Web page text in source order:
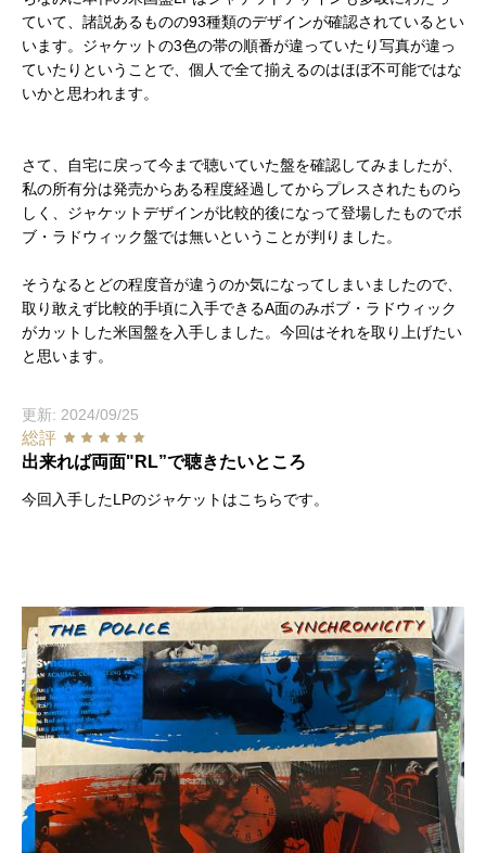
ていて、諸説あるものの93種類のデザインが確認されているとい
います。ジャケットの3色の帯の順番が違っていたり写真が違っ
ていたりということで、個人で全て揃えるのはほぼ不可能ではな
いかと思われます。
さて、自宅に戻って今まで聴いていた盤を確認してみましたが、
私の所有分は発売からある程度経過してからプレスされたものら
しく、ジャケットデザインが比較的後になって登場したものでボ
ブ・ラドウィック盤では無いということが判りました。
そうなるとどの程度音が違うのか気になってしまいましたので、
取り敢えず比較的手頃に入手できるA面のみボブ・ラドウィック
がカットした米国盤を入手しました。今回はそれを取り上げたい
と思います。
更新: 2024/09/25
総評
出来れば両面"RL”で聴きたいところ
今回入手したLPのジャケットはこちらです。